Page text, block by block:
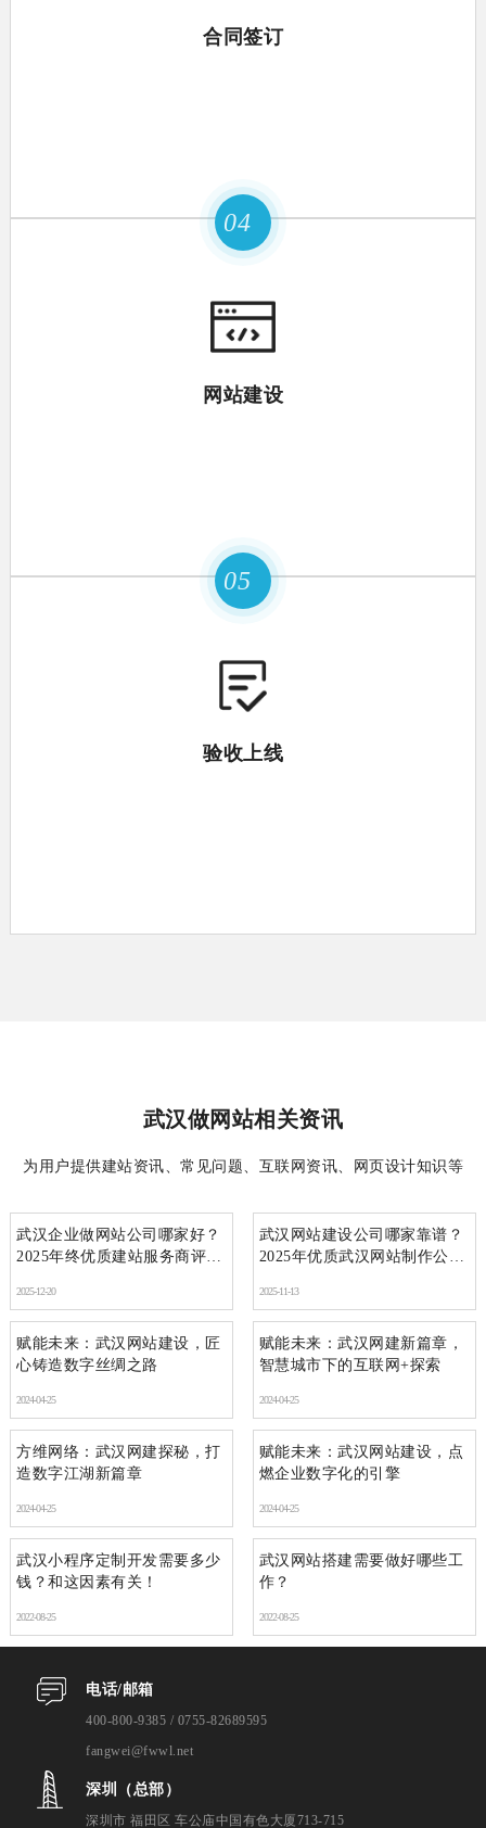
合同签订
04
网站建设
05
验收上线
武汉做网站相关资讯
为用户提供建站资讯、常见问题、互联网资讯、网页设计知识等
武汉企业做网站公司哪家好？
2025年终优质建站服务商评测
2025-12-20
武汉网站建设公司哪家靠谱？
2025年优质武汉网站制作公司
2025-11-13
赋能未来：武汉网站建设，匠
心铸造数字丝绸之路
2024-04-25
赋能未来：武汉网建新篇章，
智慧城市下的互联网+探索
2024-04-25
方维网络：武汉网建探秘，打
造数字江湖新篇章
2024-04-25
赋能未来：武汉网站建设，点
燃企业数字化的引擎
2024-04-25
武汉小程序定制开发需要多少
钱？和这因素有关！
2022-08-25
武汉网站搭建需要做好哪些工
作？
2022-08-25
电话/邮箱
400-800-9385 / 0755-82689595
fangwei@fwwl.net
深圳（总部）
深圳市 福田区 车公庙中国有色大厦713-715